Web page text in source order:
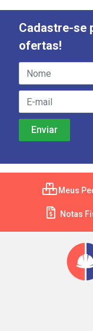
Cadastre-se
ofertas!
Meus
Notas